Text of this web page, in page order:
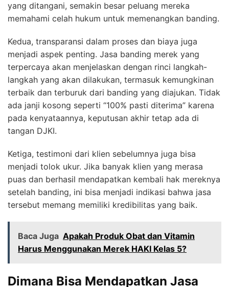
yang ditangani, semakin besar peluang mereka
memahami celah hukum untuk memenangkan banding.
Kedua, transparansi dalam proses dan biaya juga
menjadi aspek penting. Jasa banding merek yang
terpercaya akan menjelaskan dengan rinci langkah-
langkah yang akan dilakukan, termasuk kemungkinan
terbaik dan terburuk dari banding yang diajukan. Tidak
ada janji kosong seperti “100% pasti diterima” karena
pada kenyataannya, keputusan akhir tetap ada di
tangan DJKI.
Ketiga, testimoni dari klien sebelumnya juga bisa
menjadi tolok ukur. Jika banyak klien yang merasa
puas dan berhasil mendapatkan kembali hak mereknya
setelah banding, ini bisa menjadi indikasi bahwa jasa
tersebut memang memiliki kredibilitas yang baik.
Baca Juga Apakah Produk Obat dan Vitamin
Harus Menggunakan Merek HAKI Kelas 5?
Dimana Bisa Mendapatkan Jasa